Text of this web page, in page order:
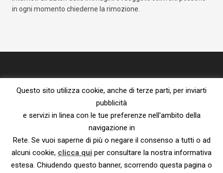
in ogni momento chiederne la rimozione.
Proprietà letteraria riservata – vietata la riproduzione senza l’espresso
consenso dell’autore.
Privacy Policy e Cookie Policy
Informativa ai sensi del Reg. UE
© 2023 – Susanna De Ciechi.
Questo sito utilizza cookie, anche di terze parti, per inviarti
pubblicità
e servizi in linea con le tue preferenze nell'ambito della
navigazione in
Rete. Se vuoi saperne di più o negare il consenso a tutti o ad
alcuni cookie, clicca qui per consultare la nostra informativa
estesa. Chiudendo questo banner, scorrendo questa pagina o